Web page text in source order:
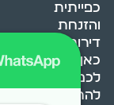
כפייתית
והזנחת
דירות, אנחנו
כאן כדי לעזור
לכם
להתמודד,